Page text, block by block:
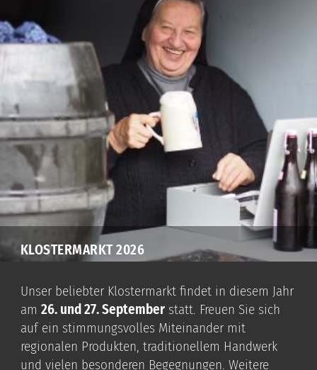
KLOSTERMARKT 2026
Unser beliebter Klostermarkt findet in diesem Jahr
am 26. und 27. Septemberstatt. Freuen Sie sich
auf ein stimmungsvolles Miteinander mit
regionalen Produkten, traditionellem Handwerk
und vielen besonderen Begegnungen. Weitere